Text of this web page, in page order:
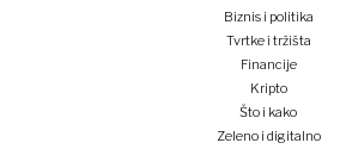
Biznis i politika
Tvrtke i tržišta
Financije
Kripto
Što i kako
Zeleno i digitalno